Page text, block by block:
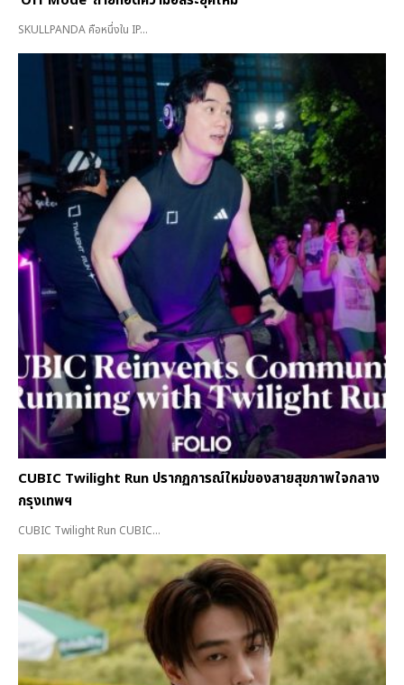
SKULLPANDA คือหนึ่งใน IP...
CUBIC Twilight Run ปรากฏการณ์ใหม่ของสายสุขภาพใจกลาง
กรุงเทพฯ
CUBIC Twilight Run CUBIC...